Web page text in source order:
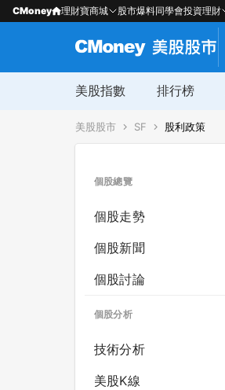
CMoney 理財寶商城 股市爆料同學會投資理財
美股指數 排行榜
美股股市 SF 股利政策
個股總覽
個股走勢
個股新聞
個股討論
個股分析
技術分析
美股K線